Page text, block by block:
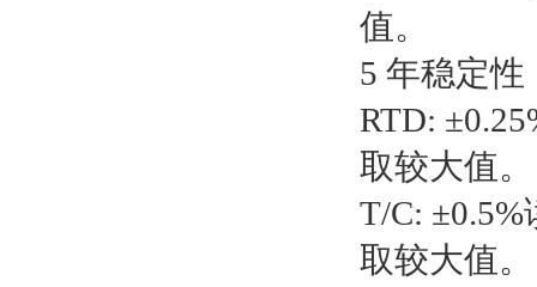
值。
5 年稳定性
RTD:
取较大值。
T/C: ±0.5%
取较大值。